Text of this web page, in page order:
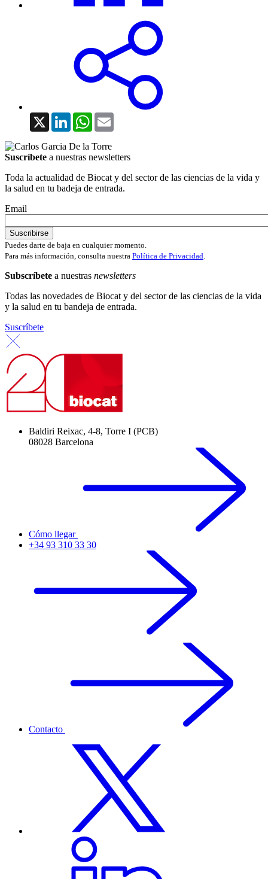
X LinkedInWhatsApp
Suscríbete a nuestras newsletters
Toda la actualidad de Biocat y del sector de las ciencias de la vida y
la salud en tu badeja de entrada.
Email
Puedes darte de baja en cualquier momento.
Para más información, consulta nuestra Política de Privacidad.
Subscríbete a nuestras newsletters
Todas las novedades de Biocat y del sector de las ciencias de la vida
y la salud en tu bandeja de entrada.
Suscríbete
Baldiri Reixac, 4-8, Torre I (PCB)
08028 Barcelona
Cómo llegar
+34 93 310 33 30
Contacto